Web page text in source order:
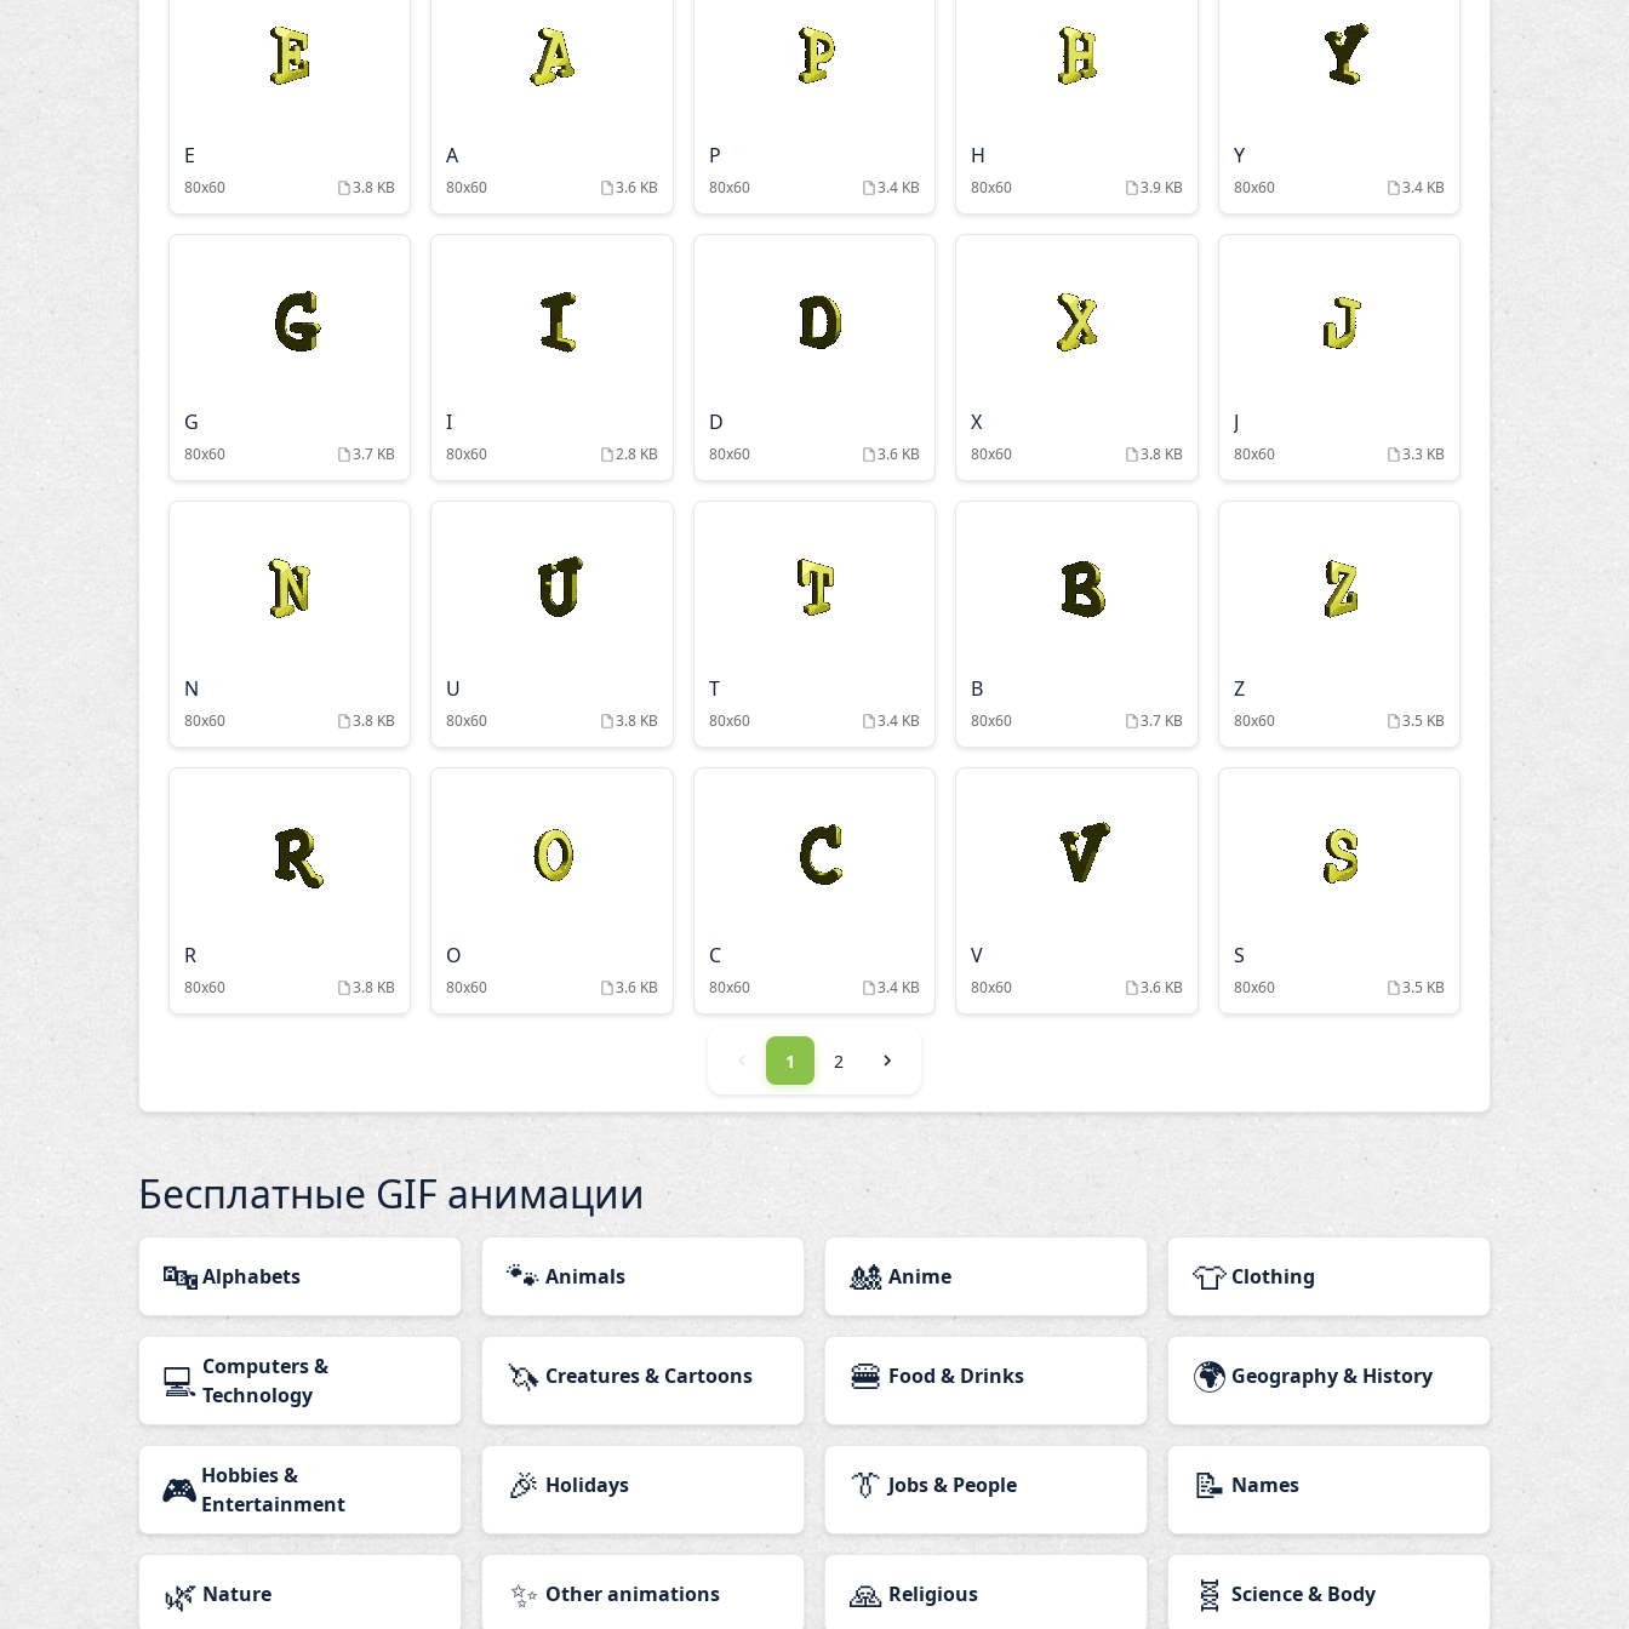
E
80x60 3.8 KB
A
80x60 3.6 KB
P
80x60 3.4 KB
H
80x60 3.9 KB
Y
80x60 3.4 KB
G
80x60 3.7 KB
I
80x60 2.8 KB
D
80x60 3.6 KB
X
80x60 3.8 KB
J
80x60 3.3 KB
N
80x60 3.8 KB
U
80x60 3.8 KB
T
80x60 3.4 KB
B
80x60 3.7 KB
Z
80x60 3.5 KB
R
80x60 3.8 KB
O
80x60 3.6 KB
C
80x60 3.4 KB
V
80x60 3.6 KB
S
80x60 3.5 KB
1 2
Бесплатные GIF анимации
🔤Alphabets 🐾 Animals 🎎 Anime 👕 Clothing
💻 Computers &
Technology
🦄 Creatures & Cartoons 🍔 Food & Drinks 🌍 Geography & History
🎮 Hobbies &
Entertainment
🎉 Holidays 👔 Jobs & People 📝 Names
🌿 Nature ✨ Other animations 🙏 Religious 🧬 Science & Body